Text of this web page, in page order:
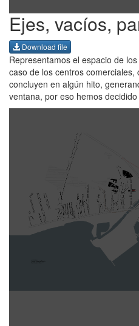
Ejes, vacíos,
Download file
Representamos el espacio de
caso de los centros
concluyen en algún hito,
ventana, por eso hemos